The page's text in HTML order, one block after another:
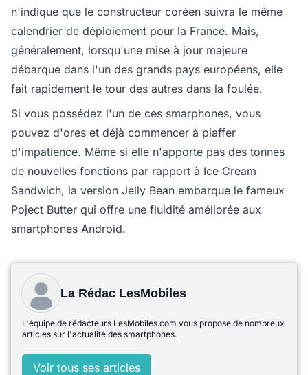
n'indique que le constructeur coréen suivra le même
calendrier de déploiement pour la France. Mais,
généralement, lorsqu'une mise à jour majeure
débarque dans l'un des grands pays européens, elle
fait rapidement le tour des autres dans la foulée.
Si vous possédez l'un de ces smarphones, vous
pouvez d'ores et déjà commencer à piaffer
d'impatience. Même si elle n'apporte pas des tonnes
de nouvelles fonctions par rapport à Ice Cream
Sandwich, la version Jelly Bean embarque le fameux
Poject Butter qui offre une fluidité améliorée aux
smartphones Android.
La Rédac LesMobiles
L'équipe de rédacteurs LesMobiles.com vous propose de nombreux
articles sur l'actualité des smartphones.
Voir tous ses articles